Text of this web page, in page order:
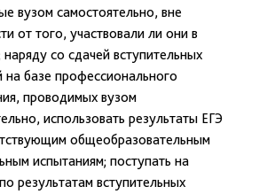
вузом самостоятельно, вне
от того, участвовали ли они в
наряду со сдачей вступительных
на базе профессионального
проводимых вузом
использовать результаты ЕГЭ
общеобразовательным
испытаниям; поступать на
результатам вступительных